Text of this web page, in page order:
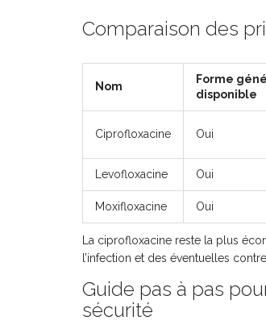
Comparaison des
Nom
Forme
disponible
Ciprofloxacine Oui
Levofloxacine Oui
Moxifloxacine Oui
La ciprofloxacine reste la plus
l’infection et des éventuelles
Guide pas à pas
sécurité